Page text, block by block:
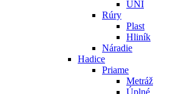
UNI
Rúry
Plast
Hliník
Náradie
Hadice
Priame
Metráž
Úplné